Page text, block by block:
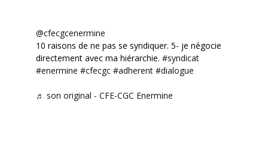
@cfecgcenermine
10 raisons de ne pas se syndiquer. 5- je négocie
directement avec ma hiérarchie. #syndicat
#enermine #cfecgc #adherent #dialogue
♬ son original - CFE-CGC Enermine